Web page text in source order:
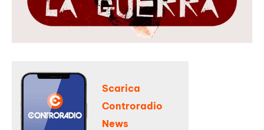
Scarica
Controradio
News